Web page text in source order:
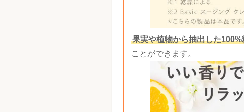
果実や植物から抽出した
ことができます。